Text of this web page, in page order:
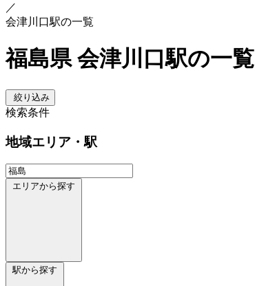
／
会津川口駅の一覧
福島県 会津川口駅の一覧
絞り込み
検索条件
地域エリア・駅
エリアから探す
駅から探す